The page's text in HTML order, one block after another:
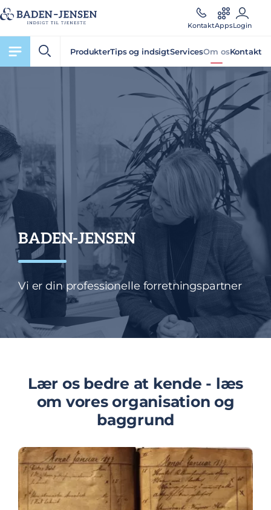
KontaktAppsLogin
ProdukterTips og indsigtServicesOm osKontakt
BADEN-JENSEN
Vi er din professionelle forretningspartner
Lær os bedre at kende - læs
om vores organisation og
baggrund